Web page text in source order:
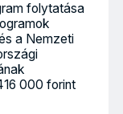
folytatása
a Nemzeti
000 forint